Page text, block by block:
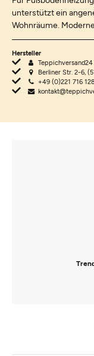
unterstützt ein
Wohnräume.
Hersteller
Berliner Str. 2-6,
+49 (0)221 716